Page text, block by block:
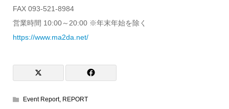
FAX 093-521-8984
営業時間 10:00～20:00 ※年末年始を除く
https://www.ma2da.net/
Event Report, REPORT